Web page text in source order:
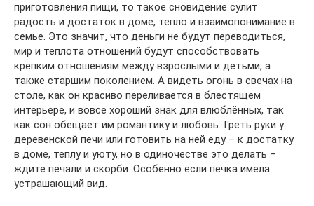
приготовления пищи, то такое сновидение сулит
радость и достаток в доме, тепло и взаимопонимание в
семье. Это значит, что деньги не будут переводиться,
мир и теплота отношений будут способствовать
крепким отношениям между взрослыми и детьми, а
также старшим поколением. А видеть огонь в свечах на
столе, как он красиво переливается в блестящем
интерьере, и вовсе хороший знак для влюблённых, так
как сон обещает им романтику и любовь. Греть руки у
деревенской печи или готовить на ней еду – к достатку
в доме, теплу и уюту, но в одиночестве это делать –
ждите печали и скорби. Особенно если печка имела
устрашающий вид.